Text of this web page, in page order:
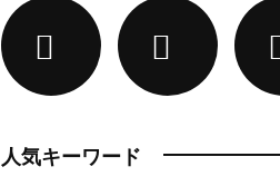
人気キーワード